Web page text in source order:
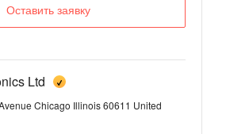
Оставить заявку
Ltd
Chicago Illinois 60611 United